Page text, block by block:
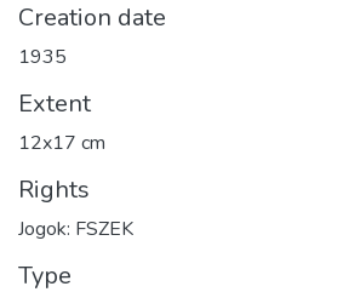
Creation date
1935
Extent
12x17 cm
Rights
Jogok: FSZEK
Type